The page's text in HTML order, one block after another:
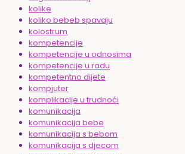
kolike
koliko bebeb spavaju
kolostrum
kompetencije
kompetencije u odnosima
kompetencije u radu
kompetentno dijete
kompjuter
komplikacije u trudnoći
komunikacija
komunikacija bebe
komunikacija s bebom
komunikacija s djecom